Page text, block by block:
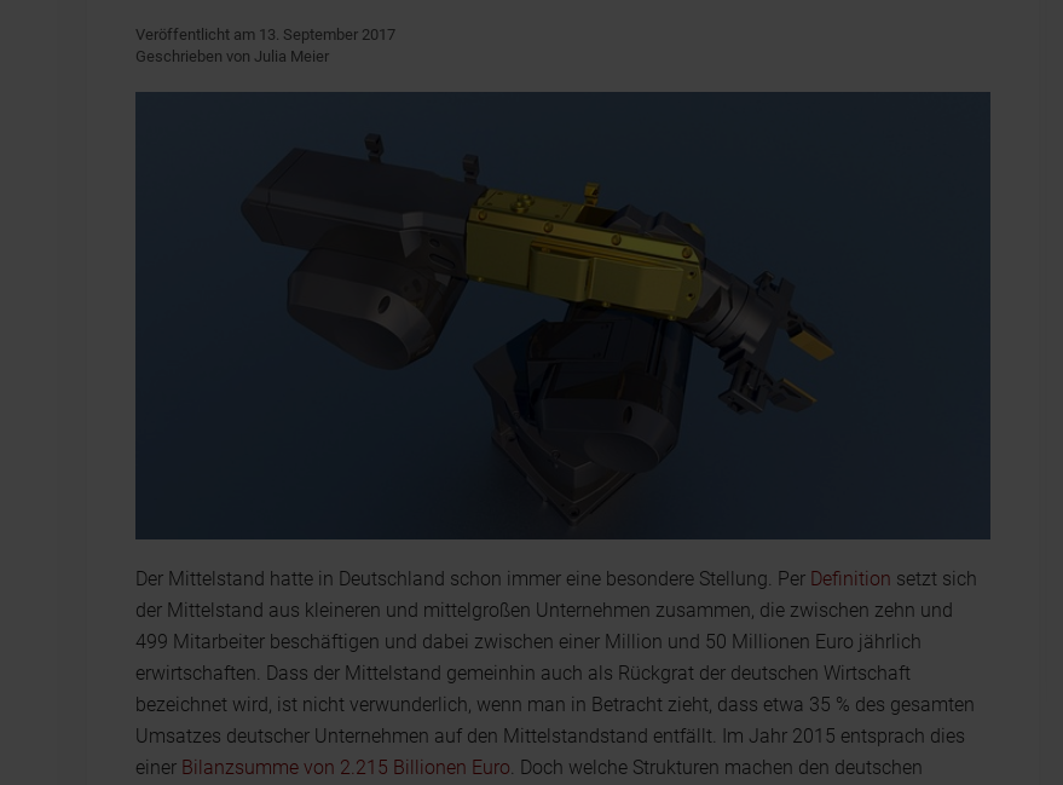
Veröffentlicht am 13. September 2017
Geschrieben von Julia Meier
Der Mittelstand hatte in Deutschland schon immer eine besondere Stellung. Per Definition setzt sich
der Mittelstand aus kleineren und mittelgroßen Unternehmen zusammen, die zwischen zehn und
499 Mitarbeiter beschäftigen und dabei zwischen einer Million und 50 Millionen Euro jährlich
erwirtschaften. Dass der Mittelstand gemeinhin auch als Rückgrat der deutschen Wirtschaft
bezeichnet wird, ist nicht verwunderlich, wenn man in Betracht zieht, dass etwa 35 % des gesamten
Umsatzes deutscher Unternehmen auf den Mittelstandstand entfällt. Im Jahr 2015 entsprach dies
einer Bilanzsumme von 2.215 Billionen Euro. Doch welche Strukturen machen den deutschen